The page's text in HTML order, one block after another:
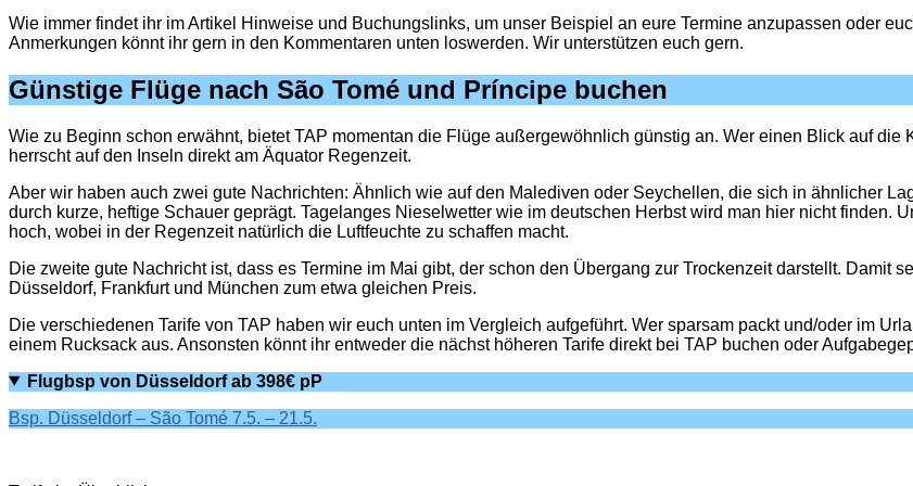
Wie immer findet ihr im Artikel Hinweise und Buchungslinks, um unser Beispiel an eure Termine anzupassen oder
Anmerkungen könnt ihr gern in den Kommentaren unten loswerden. Wir unterstützen euch gern.
Günstige Flüge nach São Tomé und Príncipe buchen
Wie zu Beginn schon erwähnt, bietet TAP momentan die Flüge außergewöhnlich günstig an. Wer einen Blick auf
herrscht auf den Inseln direkt am Äquator Regenzeit.
Aber wir haben auch zwei gute Nachrichten: Ähnlich wie auf den Malediven oder Seychellen, die sich in ähnlicher
durch kurze, heftige Schauer geprägt. Tagelanges Nieselwetter wie im deutschen Herbst wird man hier nicht finden.
hoch, wobei in der Regenzeit natürlich die Luftfeuchte zu schaffen macht.
Die zweite gute Nachricht ist, dass es Termine im Mai gibt, der schon den Übergang zur Trockenzeit darstellt. Damit
Düsseldorf, Frankfurt und München zum etwa gleichen Preis.
Die verschiedenen Tarife von TAP haben wir euch unten im Vergleich aufgeführt. Wer sparsam packt und/oder im
einem Rucksack aus. Ansonsten könnt ihr entweder die nächst höheren Tarife direkt bei TAP buchen oder
Flugbsp von Düsseldorf ab 398€ pP
Bsp. Düsseldorf – São Tomé 7.5. – 21.5.